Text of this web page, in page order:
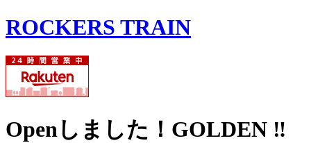
ROCKERS TRAIN
Openしました！GOLDEN ‼